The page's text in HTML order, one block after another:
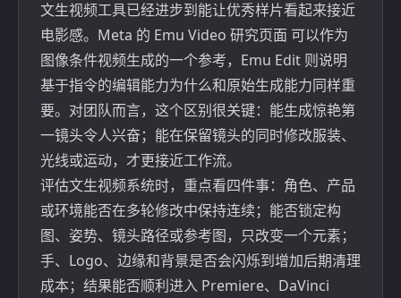
文生视频工具已经进步到能让优秀样片看起来接近
电影感。Meta 的 Emu Video 研究页面 可以作为
图像条件视频生成的一个参考， Emu Edit 则说明
基于指令的编辑能力为什么和原始生成能力同样重
要。对团队而言，这个区别很关键：能生成惊艳第
一镜头令人兴奋；能在保留镜头的同时修改服装、
光线或运动，才更接近工作流。
评估文生视频系统时，重点看四件事：角色、产品
或环境能否在多轮修改中保持连续；能否锁定构
图、姿势、镜头路径或参考图，只改变一个元素；
手、Logo、边缘和背景是否会闪烁到增加后期清理
成本；结果能否顺利进入 Premiere、DaVinci